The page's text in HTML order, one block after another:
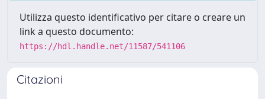
Utilizza questo identificativo per citare o creare un
link a questo documento:
https://hdl.handle.net/11587/541106
Citazioni